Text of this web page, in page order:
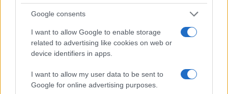
Google consents
I want to allow Google to enable storage
related to advertising like cookies on web or
device identifiers in apps.
I want to allow my user data to be sent to
Google for online advertising purposes.
Crollo a Pistunina: vigili del fuoco al lavoro per trovare
i superstiti